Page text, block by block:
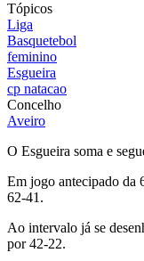
Tópicos
Liga
Basquetebol
feminino
Esgueira
cp natacao
Concelho
Aveiro
O Esgueira soma e
Em jogo antecipado da
62-41.
Ao intervalo já se
por 42-22.